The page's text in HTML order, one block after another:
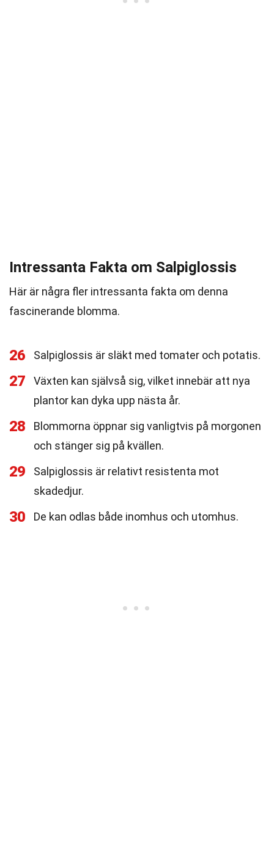
Intressanta Fakta om Salpiglossis
Här är några fler intressanta fakta om denna
fascinerande blomma.
26 Salpiglossis är släkt med tomater och potatis.
27
Växten kan självså sig, vilket innebär att nya
plantor kan dyka upp nästa år.
28
Blommorna öppnar sig vanligtvis på morgonen
och stänger sig på kvällen.
29
Salpiglossis är relativt resistenta mot
skadedjur.
30 De kan odlas både inomhus och utomhus.